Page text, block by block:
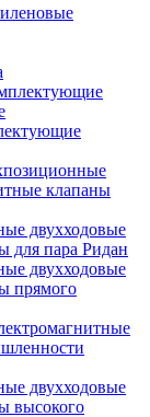
клапаны
двухходовые
для пара Ридан
двухходовые
прямого
двухходовые
высокого